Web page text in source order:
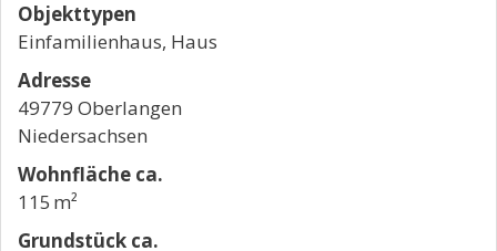
Objekttypen
Einfamilienhaus, Haus
Adresse
49779 Oberlangen
Niedersachsen
Wohnfläche ca.
115 m²
Grund­stück ca.